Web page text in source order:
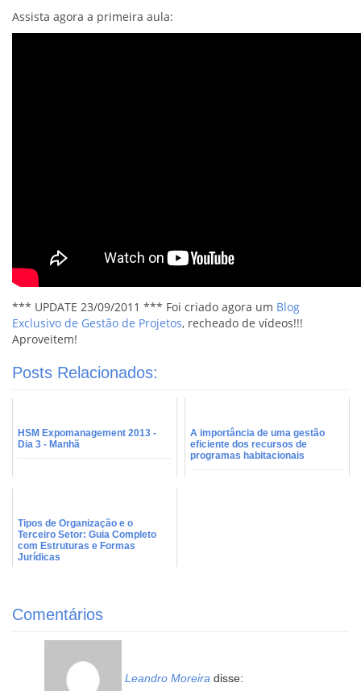
Assista agora a primeira aula:
*** UPDATE 23/09/2011 *** Foi criado agora um Blog
Exclusivo de Gestão de Projetos, recheado de vídeos!!!
Aproveitem!
Posts Relacionados:
HSM Expomanagement 2013 -
Dia 3 - Manhã
A importância de uma gestão
eficiente dos recursos de
programas habitacionais
Tipos de Organização e o
Terceiro Setor: Guia Completo
com Estruturas e Formas
Jurídicas
Comentários
Leandro Moreira disse: